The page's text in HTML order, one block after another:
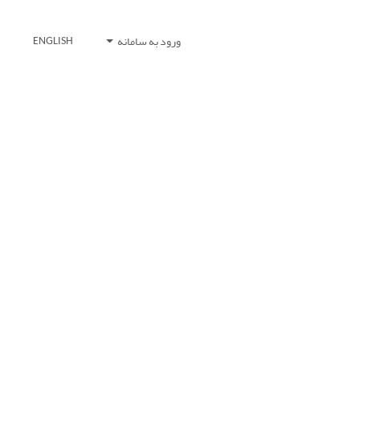
ورود به سامانه ENGLISH